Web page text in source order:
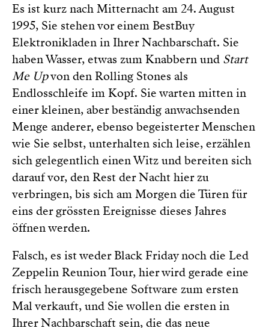
Es ist kurz nach Mitternacht am 24. August
1995, Sie stehen vor einem BestBuy
Elektronikladen in Ihrer Nachbarschaft. Sie
haben Wasser, etwas zum Knabbern und Start
Me Upvon den Rolling Stones als
Endlosschleife im Kopf. Sie warten mitten in
einer kleinen, aber beständig anwachsenden
Menge anderer, ebenso begeisterter Menschen
wie Sie selbst, unterhalten sich leise, erzählen
sich gelegentlich einen Witz und bereiten sich
darauf vor, den Rest der Nacht hier zu
verbringen, bis sich am Morgen die Türen für
eins der grössten Ereignisse dieses Jahres
öffnen werden.
Falsch, es ist weder Black Friday noch die Led
Zeppelin Reunion Tour, hier wird gerade eine
frisch herausgegebene Software zum ersten
Mal verkauft, und Sie wollen die ersten in
Ihrer Nachbarschaft sein, die das neue